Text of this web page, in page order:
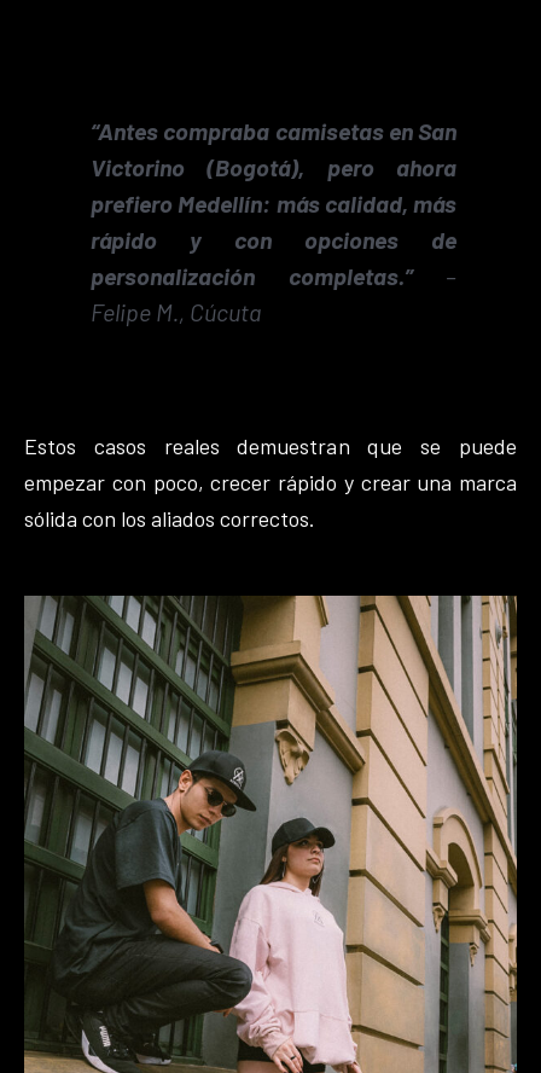
“Antes compraba camisetas en San
Victorino (Bogotá), pero ahora
prefiero Medellín: más calidad, más
rápido y con opciones de
personalización completas.”–
Felipe M., Cúcuta
Estos casos reales demuestran que se puede
empezar con poco, crecer rápido y crear una marca
sólida con los aliados correctos.